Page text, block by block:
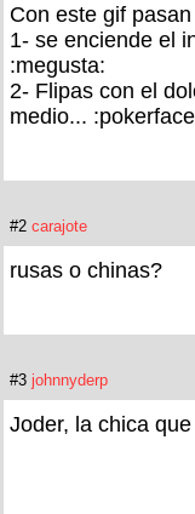
Con este gif
1- se enciende el
:megusta:
2- Flipas con el
medio...
#2 carajote
rusas o chinas?
#3 johnnyderp
Joder, la chica